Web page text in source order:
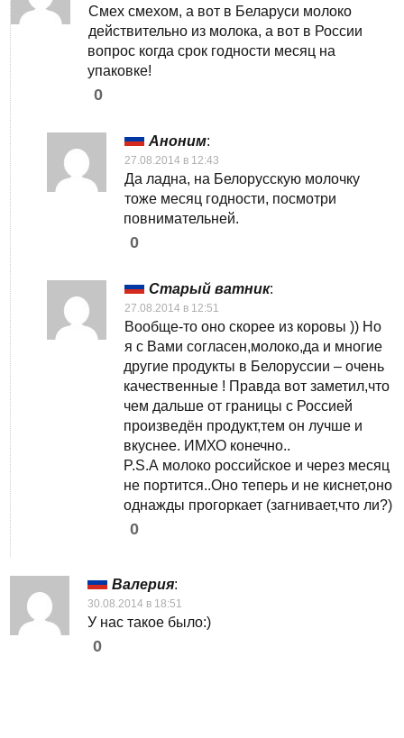
Смех смехом, а вот в Беларуси молоко
действительно из молока, а вот в России
вопрос когда срок годности месяц на
упаковке!
0
Аноним:
27.08.2014 в 12:43
Да ладна, на Белорусскую молочку
тоже месяц годности, посмотри
повнимательней.
0
Старый ватник:
27.08.2014 в 12:51
Вообще-то оно скорее из коровы )) Но
я с Вами согласен,молоко,да и многие
другие продукты в Белоруссии – очень
качественные ! Правда вот заметил,что
чем дальше от границы с Россией
произведён продукт,тем он лучше и
вкуснее. ИМХО конечно..
P.S.А молоко российское и через месяц
не портится..Оно теперь и не киснет,оно
однажды прогоркает (загнивает,что ли?)
0
Валерия:
30.08.2014 в 18:51
У нас такое было:)
0